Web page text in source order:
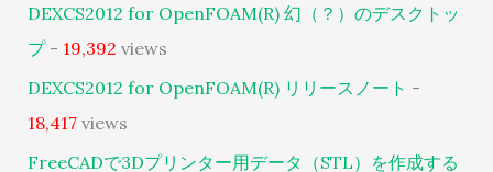
DEXCS2012 for OpenFOAM(R) 幻（？）のデスクトッ
プ- 19,392 views
DEXCS2012 for OpenFOAM(R) リリースノート -
18,417views
FreeCADで3Dプリンター用データ（STL）を作成する